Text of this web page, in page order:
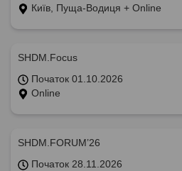
Київ, Пуща-Водиця + Online
SHDM.Focus
Початок 01.10.2026
Online
SHDM.FORUM’26
Початок 28.11.2026